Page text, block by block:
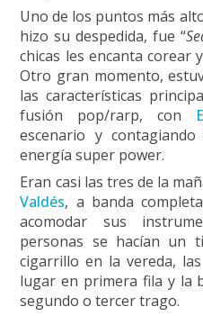
Uno de los puntos más
hizo su despedida, fue “
chicas les encanta corear
Otro gran momento,
las características
fusión pop/rarp, con
escenario y
energía super power.
Eran casi las tres de la
Valdés, a banda
acomodar sus
personas se hacían un
cigarrillo en la vereda,
lugar en primera fila y la
segundo o tercer trago.